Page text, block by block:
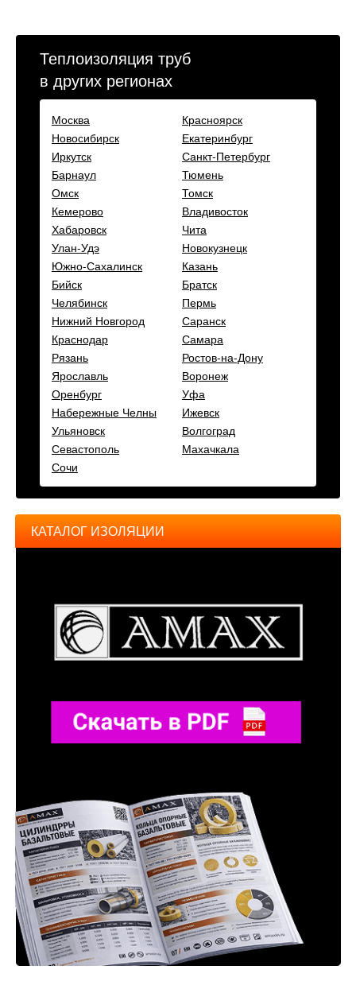
Теплоизоляция труб
в других регионах
Москва
Красноярск
Новосибирск
Екатеринбург
Иркутск
Санкт-Петербург
Барнаул
Тюмень
Омск
Томск
Кемерово
Владивосток
Хабаровск
Чита
Улан-Удэ
Новокузнецк
Южно-Сахалинск
Казань
Бийск
Братск
Челябинск
Пермь
Нижний Новгород
Саранск
Краснодар
Самара
Рязань
Ростов-на-Дону
Ярославль
Воронеж
Оренбург
Уфа
Набережные Челны
Ижевск
Ульяновск
Волгоград
Севастополь
Махачкала
Сочи
КАТАЛОГ ИЗОЛЯЦИИ